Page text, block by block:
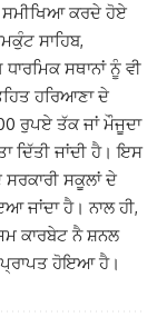
ਸਮੀਖਿਆ ਕਰਦੇ ਹੋਏ
ਸਾਹਿਬ,
ਸਥਾਨਾਂ ਨੂੰ ਵੀ
ਹਰਿਆਣਾ ਦੇ
ਰੁਪਏ ਤੱਕ ਜਾਂ ਮੌਜੂਦਾ
ਦਿੱਤੀ ਜਾਂਦੀ ਹੈ। ਇਸ
ਸਕੂਲਾਂ ਦੇ
ਜਾਂਦਾ ਹੈ। ਨਾਲ ਹੀ,
ਕਾਰਬੇਟ ਨੈ ਸ਼ਨਲ
ਪ੍ਰਾਪਤ ਹੋਇਆ ਹੈ।